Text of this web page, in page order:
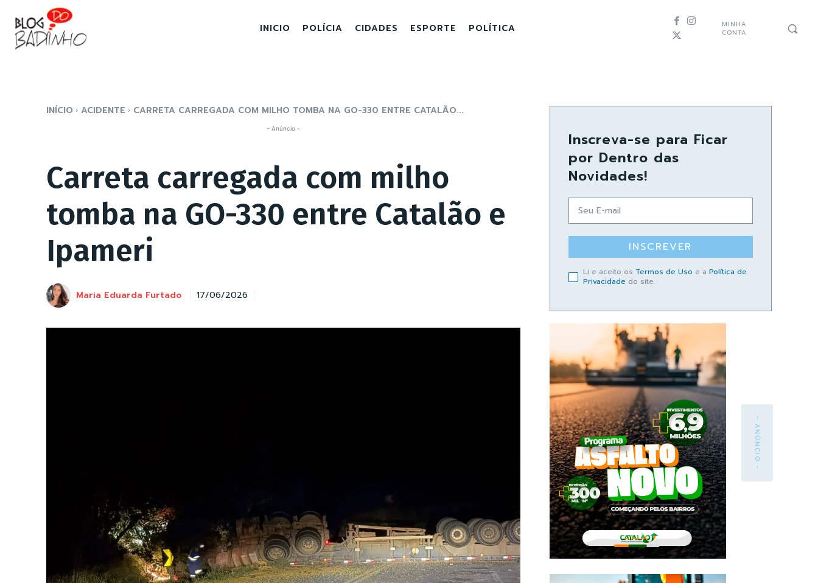
INICIO POLÍCIA CIDADES ESPORTE POLÍTICA
MINHA
CONTA
INÍCIO ACIDENTE CARRETA CARREGADA COM MILHO TOMBA NA GO-330 ENTRE CATALÃO...
- Anúncio -
Carreta carregada com milho
tomba na GO-330 entre Catalão e
Ipameri
Maria Eduarda Furtado 17/06/2026
Inscreva-se para Ficar
por Dentro das
Novidades!
INSCREVER
Li e aceito os Termos de Uso e a Política de
Privacidade do site.
- ANÚNCIO -